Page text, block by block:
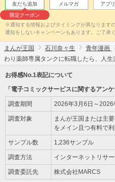
友だち追加
限定クーポン
メルマガ アプ
※通知する情報およびタイミングが異なります
通知をしないキャンペーンもあります。ご了承く
まんが王国 石川奈々生 青年漫画
わり薬師専属タンクに転職したら、人生
お得感No.1表記について
「電子コミックサービスに関するアンケ
調査期間 2026年3月6日～2026
調査対象
まんが王国または主
をメイン且つ有料で
サンプル数 1,236サンプル
調査方法 インターネットリサ
調査委託先 株式会社MARCS